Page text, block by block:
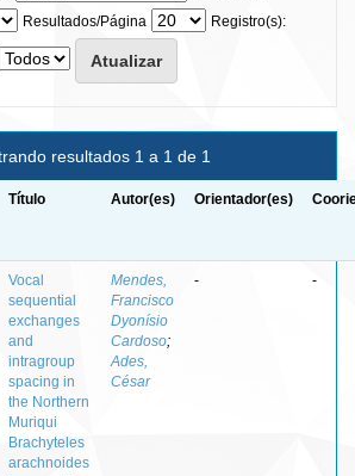
Resultados/Página
Registro(s):
resultados 1 a 1 de 1
Título Autor(es) Orientador(es)
Vocal
sequential
exchanges
and
intragroup
spacing in
the Northern
Muriqui
Brachyteles
arachnoides
Mendes,
Francisco
Dyonísio
Cardoso;
Ades,
César
- -